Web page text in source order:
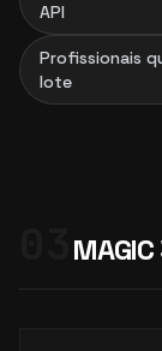
API
Profissionais
lote